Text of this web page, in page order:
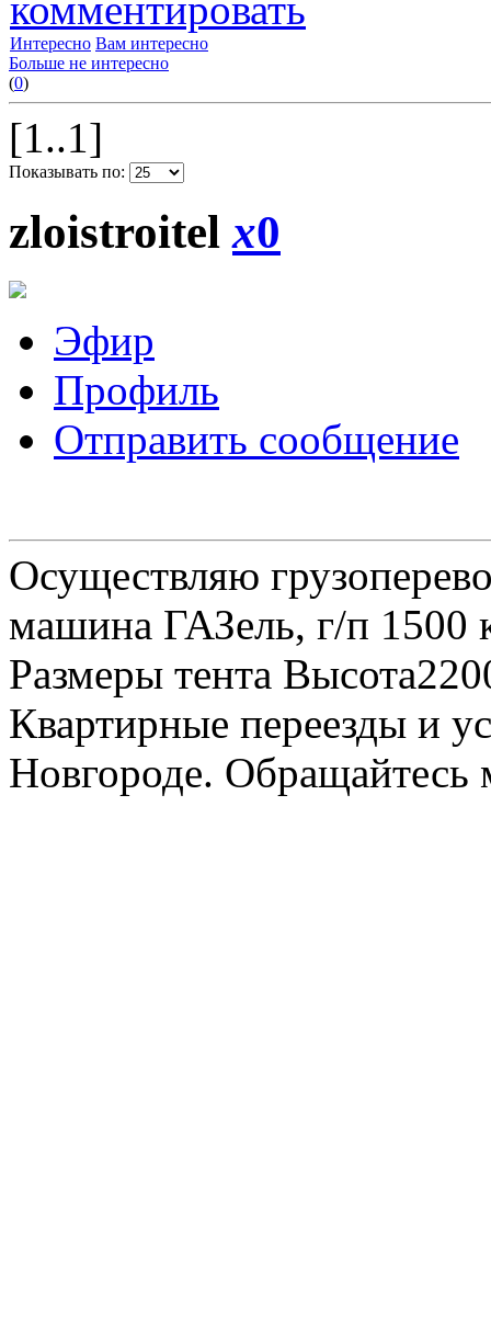
комментировать
Интересно Вам интересно
Больше не интересно
(0)
[1..1]
Показывать по:
zloistroitelx0
Эфир
Профиль
Отправить сообщение
Осуществляю
машина ГАЗель, г/п 1500
Размеры тента
Квартирные переезды и
Новгороде.